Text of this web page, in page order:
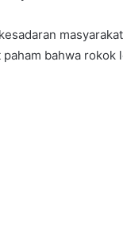
bahwa